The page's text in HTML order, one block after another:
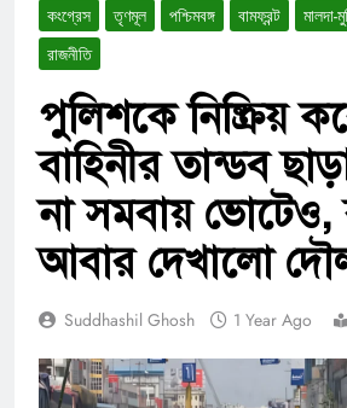
কংগ্রেস তৃণমূল পশ্চিমবঙ্গ বামফ্রন্ট
মালদা-
রাজনীতি
পুলিশকে নিষ্ক্রিয়
বাহিনীর তান্ডব
না সমবায় ভোটেও,
আবার দেখালো
Suddhashil Ghosh 1 Year Ago